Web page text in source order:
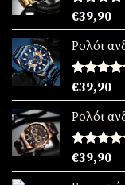
με5.00
από 5
€39,90
Ρολόι
με5.00
από 5
€39,90
Ρολόι
με5.00
από 5
€39,90